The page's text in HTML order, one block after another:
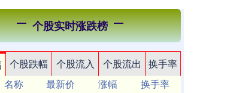
个股实时涨跌榜
个股跌幅 个股流入 个股流出
换手率
名称 最新价 涨幅
换手率